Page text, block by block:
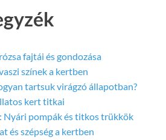
fajtái és gondozása
színek a kertben
tartsuk virágzó állapotban?
kert titkai
Nyári pompák és titkos trükkök
és szépség a kertben